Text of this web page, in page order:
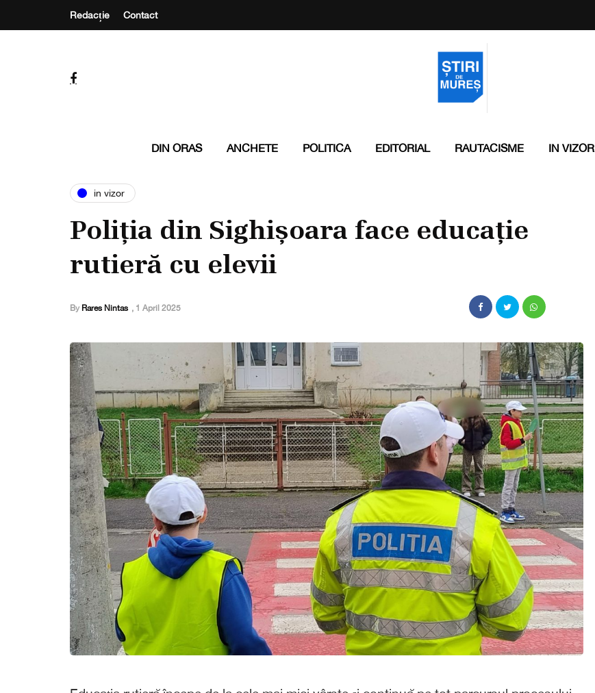
Redacție Contact
DIN ORAS ANCHETE POLITICA EDITORIAL RAUTACISME IN VIZOR
in vizor
Poliția din Sighișoara face educație
rutieră cu elevii
By Rares Nintas , 1 April 2025